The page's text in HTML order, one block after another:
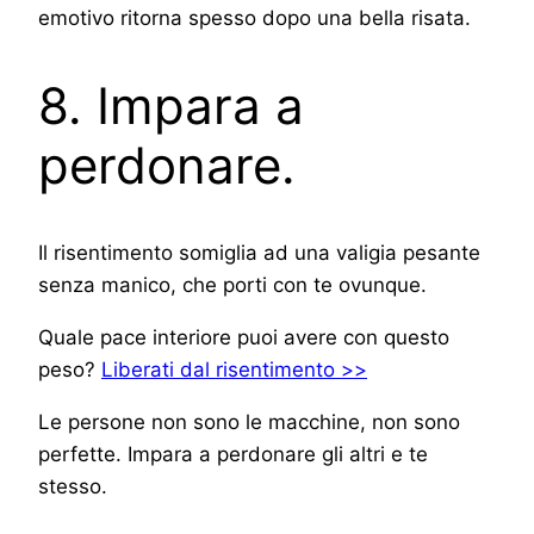
emotivo ritorna spesso dopo una bella risata.
8. Impara a
perdonare.
Il risentimento somiglia ad una valigia pesante
senza manico, che porti con te ovunque.
Quale pace interiore puoi avere con questo
peso? Liberati dal risentimento >>
Le persone non sono le macchine, non sono
perfette. Impara a perdonare gli altri e te
stesso.